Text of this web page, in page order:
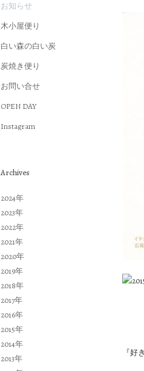
お知らせ
木小屋便り
白い森の白い炭
炭焼き便り
お問い合せ
OPEN DAY
Instagram
Archives
2024年
2023年
2022年
2021年
2020年
2019年
2018年
2017年
2016年
2015年
2014年
2013年
『好